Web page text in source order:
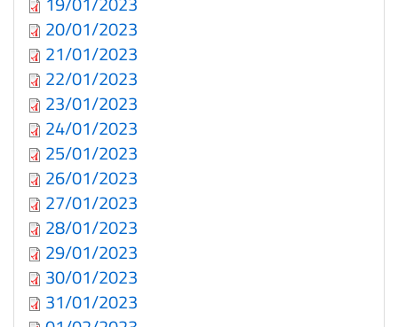
20/01/2023
21/01/2023
22/01/2023
23/01/2023
24/01/2023
25/01/2023
26/01/2023
27/01/2023
28/01/2023
29/01/2023
30/01/2023
31/01/2023